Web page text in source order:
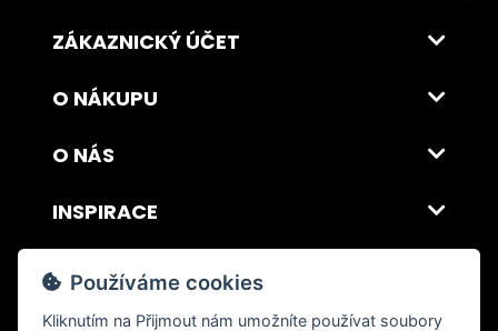
ZÁKAZNICKÝ ÚČET
O NÁKUPU
O NÁS
INSPIRACE
DOPRAVA A PLATBA
Používáme cookies
Kliknutím na Přijmout nám umožníte používat soubory